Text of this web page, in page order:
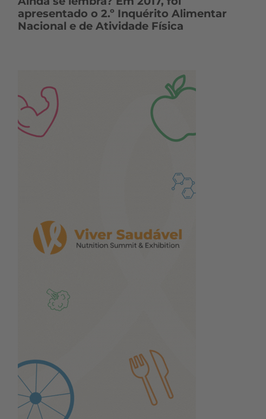
apresentado o 2.º Inquérito Alimentar
Nacional e de Atividade Física